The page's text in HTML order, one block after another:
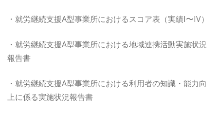
・就労継続支援A型事業所におけるスコア表（実績I〜IV）
・就労継続支援A型事業所における地域連携活動実施状況
報告書
・就労継続支援A型事業所における利用者の知識・能力向
上に係る実施状況報告書